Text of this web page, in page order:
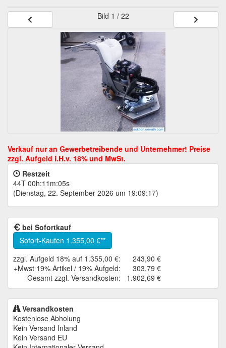
Bild 1 / 22
Restzeit
44T 00h:11m:05s
(Dienstag, 22. September 2026 um 19:09:17)
bei Sofortkauf
Sofort-Kaufen 1.355,00 €
zzgl. Aufgeld 18% auf 1.355,00 €:
243,90 €
+Mwst 19% Artikel / 19% Aufgeld:
303,79 €
Gesamt zzgl. Versandkosten: 1.902,69 €
Versandkosten
Kostenlose Abholung
Kein Versand Inland
Kein Versand EU